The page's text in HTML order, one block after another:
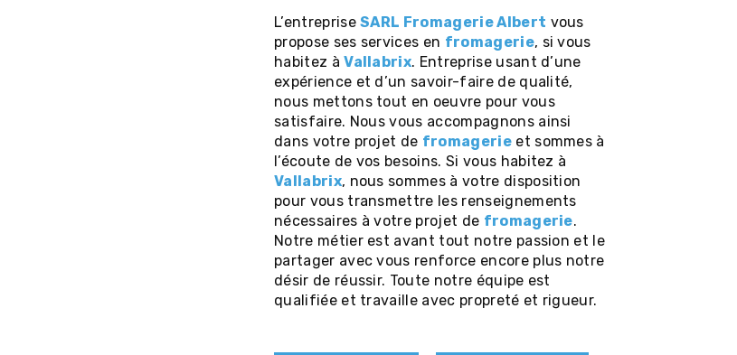
L’entrepriseSARL Fromagerie Albert vous
propose ses services en fromagerie, si vous
habitez àVallabrix. Entreprise usant d’une
expérience et d’un savoir-faire de qualité,
nous mettons tout en oeuvre pour vous
satisfaire. Nous vous accompagnons ainsi
dans votre projet de fromagerieet sommes à
l’écoute de vos besoins. Si vous habitez à
Vallabrix, nous sommes à votre disposition
pour vous transmettre les renseignements
nécessaires à votre projet de fromagerie.
Notre métier est avant tout notre passion et le
partager avec vous renforce encore plus notre
désir de réussir. Toute notre équipe est
qualifiée et travaille avec propreté et rigueur.